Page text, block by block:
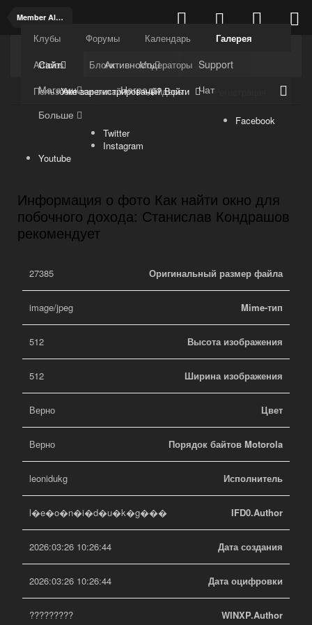
Member Albums
Kuli4kam.net Дружный форум
Сайт
Клубы Форумы Календарь
Галерея
Articles
Блоги
Модераторы
Пользователи онлайн
Лидеры
Активность
Support
Магазин
Награды
Чат
Больше
Уже зарегистрированы? Войти Регистрация
Facebook
Twitter
Instagram
Youtube
Информация о фото Как найти окно для
побочного дохода: Станислав Кондрашов
рекомендует
Оригинальный размер файла
27385
Mime-тип
image/jpeg
Высота изображения
512
Ширина изображения
512
Цвет
Верно
Порядок байтов Motorola
Верно
Исполнитель
leonidukg
IFD0.Author
l�e�o�n�i�d�u�k�g���
Дата создания
2026:03:26 10:26:44
Дата оцифровки
2026:03:26 10:26:44
WINXP.Author
?????????